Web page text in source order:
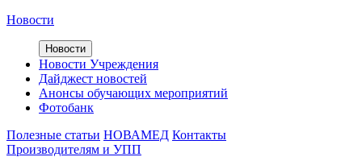
Новости
Новости
Новости Учреждения
Дайджест новостей
Анонсы обучающих мероприятий
Фотобанк
Полезные статьи НОВАМЕД Контакты
Производителям и УПП